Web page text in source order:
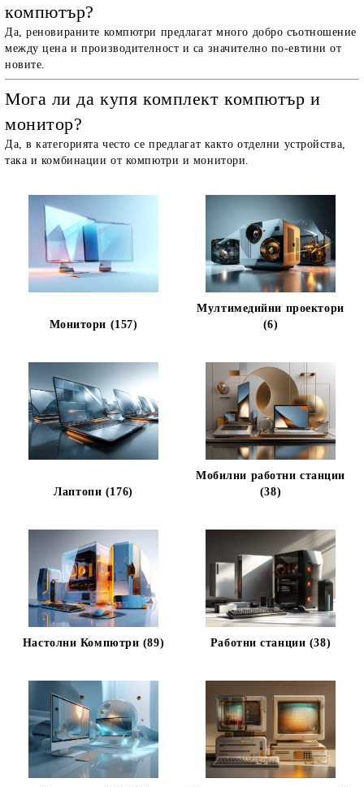
компютър?
Да, реновираните компютри предлагат много добро съотношение
между цена и производителност и са значително по-евтини от
новите.
Мога ли да купя комплект компютър и
монитор?
Да, в категорията често се предлагат както отделни устройства,
така и комбинации от компютри и монитори.
Монитори (157)
Мултимедийни проектори
(6)
Лаптопи (176)
Мобилни работни станции
(38)
Настолни Компютри (89) Работни станции (38)